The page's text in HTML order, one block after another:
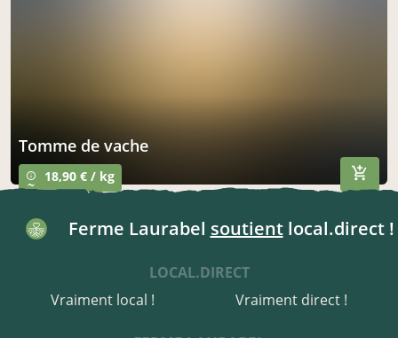
tomme de vache
info_outline
~ 18,90 € / kg
Ferme Laurabel soutientlocal.direct !
LOCAL.DIRECT
Vraiment local !
Vraiment direct !